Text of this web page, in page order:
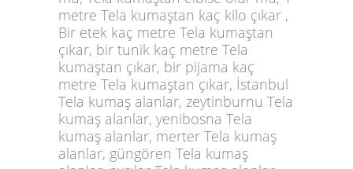
metre Tela kumaştan kaç kilo çıkar ,
Bir etek kaç metre Tela kumaştan
çıkar, bir tunik kaç metre Tela
kumaştan çıkar, bir pijama kaç
metre Tela kumaştan çıkar, İstanbul
Tela kumaş alanlar, zeytinburnu Tela
kumaş alanlar, yenibosna Tela
kumaş alanlar, merter Tela kumaş
alanlar, güngören Tela kumaş